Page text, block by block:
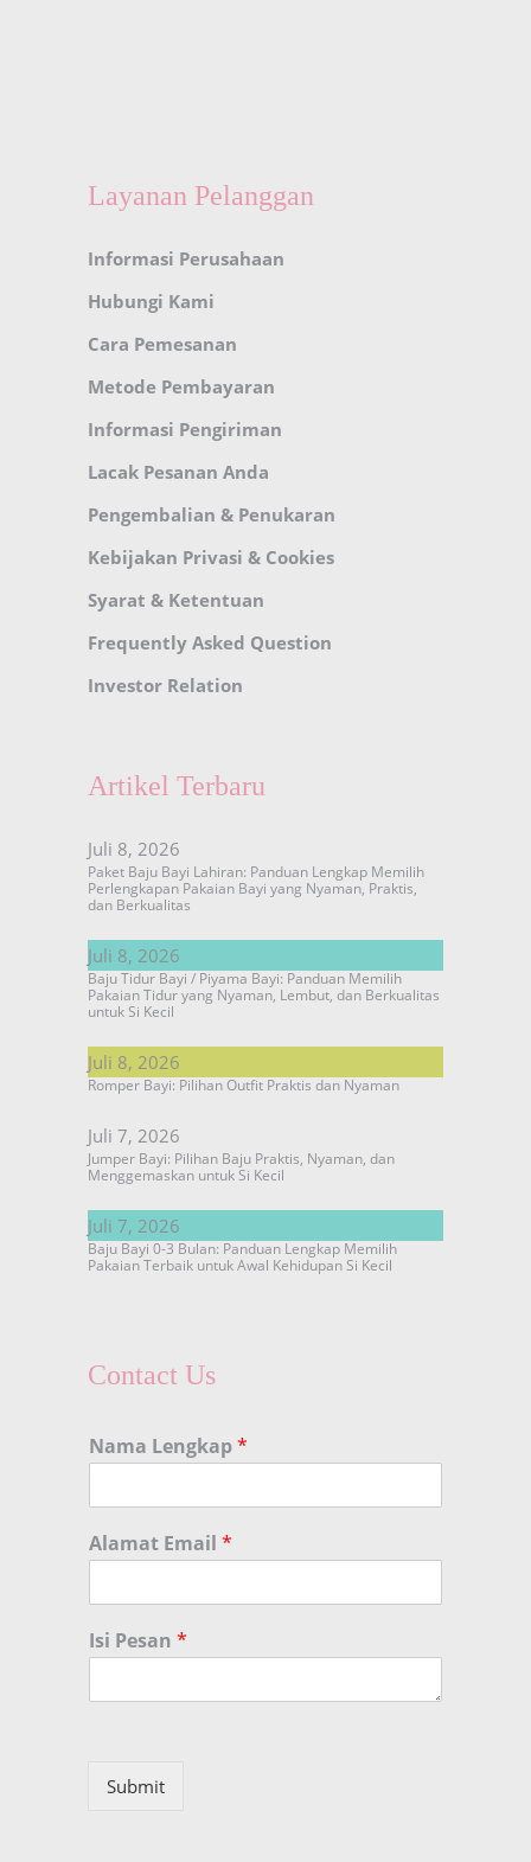
Layanan Pelanggan
Informasi Perusahaan
Hubungi Kami
Cara Pemesanan
Metode Pembayaran
Informasi Pengiriman
Lacak Pesanan Anda
Pengembalian & Penukaran
Kebijakan Privasi & Cookies
Syarat & Ketentuan
Frequently Asked Question
Investor Relation
Artikel Terbaru
Juli 8, 2026
Paket Baju Bayi Lahiran: Panduan Lengkap Memilih
Perlengkapan Pakaian Bayi yang Nyaman, Praktis,
dan Berkualitas
Juli 8, 2026
Baju Tidur Bayi / Piyama Bayi: Panduan Memilih
Pakaian Tidur yang Nyaman, Lembut, dan Berkualitas
untuk Si Kecil
Juli 8, 2026
Romper Bayi: Pilihan Outfit Praktis dan Nyaman
Juli 7, 2026
Jumper Bayi: Pilihan Baju Praktis, Nyaman, dan
Menggemaskan untuk Si Kecil
Juli 7, 2026
Baju Bayi 0-3 Bulan: Panduan Lengkap Memilih
Pakaian Terbaik untuk Awal Kehidupan Si Kecil
Contact Us
Nama Lengkap*
Alamat Email *
Isi Pesan *
Submit